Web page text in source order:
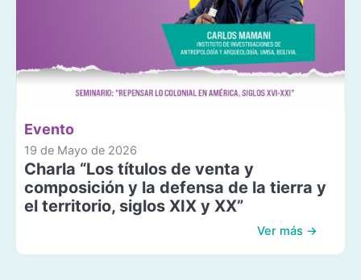
Evento
19 de Mayo de 2026
Charla “Los títulos de venta y
composición y la defensa de la tierra y
el territorio, siglos XIX y XX”
Ver más →